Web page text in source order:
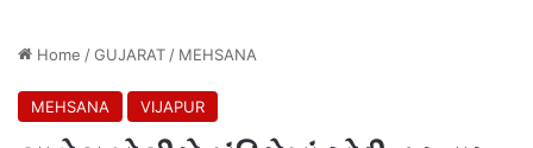
Home /GUJARAT / MEHSANA
MEHSANA VIJAPUR